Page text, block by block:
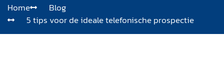
Home
Blog
5 tips voor de ideale telefonische prospectie